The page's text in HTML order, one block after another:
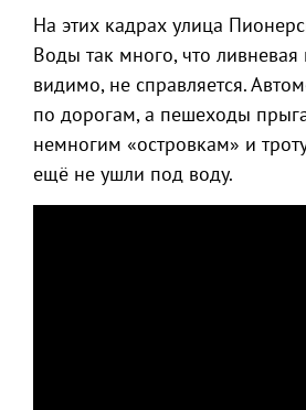
На этих кадрах улица
Воды так много, что ливневая
видимо, не справляется.
по дорогам, а пешеходы
немногим «островкам» и
ещё не ушли под воду.